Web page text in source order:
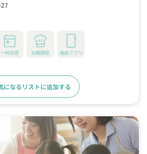
一時保育 自園調理 連絡アプリ
になるリストに追加する